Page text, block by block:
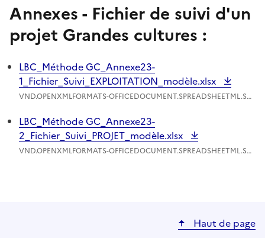
Annexes - Fichier de suivi d'un
projet Grandes cultures :
LBC_Méthode GC_Annexe23-
1_Fichier_Suivi_EXPLOITATION_modèle.xlsx
VND.OPENXMLFORMATS-OFFICEDOCUMENT.SPREADSHEETML.SHEET - 132.49 Ko
LBC_Méthode GC_Annexe23-
2_Fichier_Suivi_PROJET_modèle.xlsx
VND.OPENXMLFORMATS-OFFICEDOCUMENT.SPREADSHEETML.SHEET - 116.42 Ko
Haut de page